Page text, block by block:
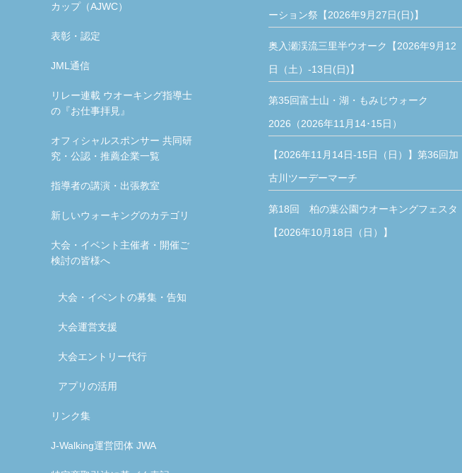
カップ（AJWC）
表彰・認定
JML通信
リレー連載 ウオーキング指導士
の『お仕事拝見』
オフィシャルスポンサー 共同研
究・公認・推薦企業一覧
指導者の講演・出張教室
新しいウォーキングのカテゴリ
大会・イベント主催者・開催ご
検討の皆様へ
大会・イベントの募集・告知
大会運営支援
大会エントリー代行
アプリの活用
リンク集
J-Walking運営団体 JWA
ーション祭【2026年9月27日(日)】
奥入瀬渓流三里半ウオーク【2026年9月12
日（土）-13日(日)】
第35回富士山・湖・もみじウォーク
2026（2026年11月14･15日）
【2026年11月14日-15日（日）】第36回加
古川ツーデーマーチ
第18回 柏の葉公園ウオーキングフェスタ
【2026年10月18日（日）】